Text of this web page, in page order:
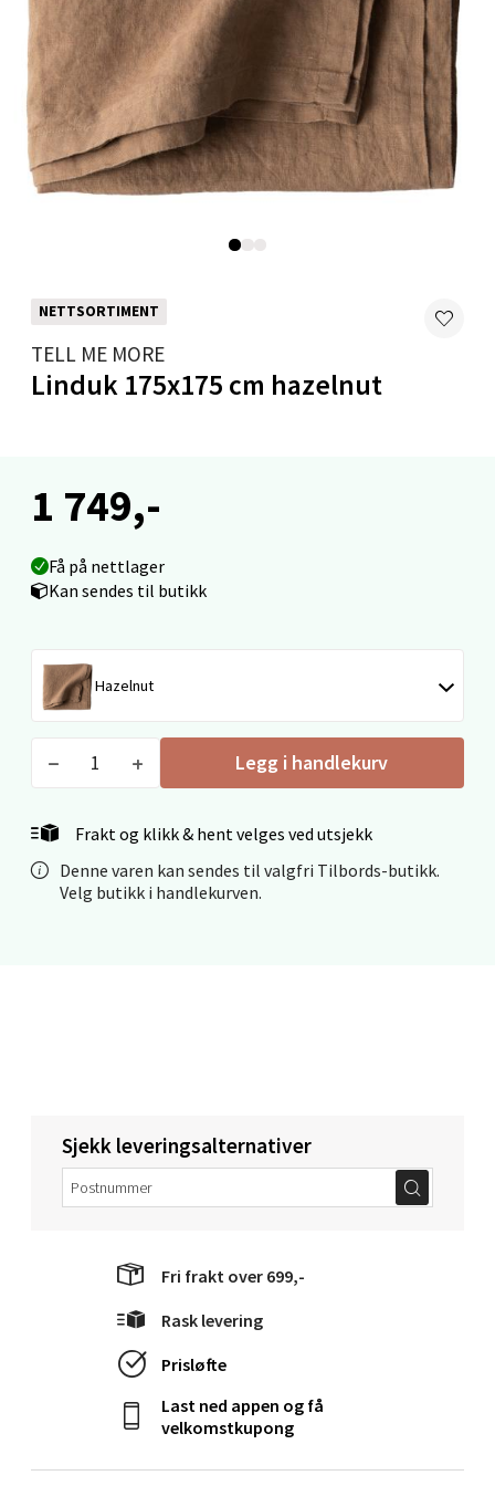
NETTSORTIMENT
TELL ME MORE
Linduk 175x175 cm hazelnut
1 749,-
Få på nettlager
Kan sendes til butikk
Hazelnut
Legg i handlekurv
Frakt og klikk & hent velges ved utsjekk
Denne varen kan sendes til valgfri Tilbords-butikk.
Velg butikk i handlekurven.
Sjekk leveringsalternativer
Fri frakt over 699,-
Rask levering
Prisløfte
Last ned appen og få
velkomstkupong
Velg
Mandal - Alti Mandal
Skarvøyveien 55, 4517 Mandal
Åpent i dag 10-20
Mo i Rana - Thon Senter Mo i Rana
0 i butikk
Ålesund - Thon Senter Moa
Langelandsvegen 25, 6010 Ålesund
Åpent i dag 10-20
Velg
Åpent i dag 10-20
0 i butikk